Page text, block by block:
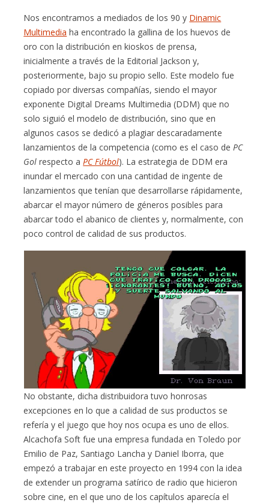
Nos encontramos a mediados de los 90 y Dinamic
Multimedia ha encontrado la gallina de los huevos de
oro con la distribución en kioskos de prensa,
inicialmente a través de la Editorial Jackson y,
posteriormente, bajo su propio sello. Este modelo fue
copiado por diversas compañías, siendo el mayor
exponente Digital Dreams Multimedia (DDM) que no
solo siguió el modelo de distribución, sino que en
algunos casos se dedicó a plagiar descaradamente
lanzamientos de la competencia (como es el caso de PC
Gol respecto a PC Fútbol). La estrategia de DDM era
inundar el mercado con una cantidad de ingente de
lanzamientos que tenían que desarrollarse rápidamente,
abarcar el mayor número de géneros posibles para
abarcar todo el abanico de clientes y, normalmente, con
poco control de calidad de sus productos.
No obstante, dicha distribuidora tuvo honrosas
excepciones en lo que a calidad de sus productos se
refería y el juego que hoy nos ocupa es uno de ellos.
Alcachofa Soft fue una empresa fundada en Toledo por
Emilio de Paz, Santiago Lancha y Daniel Iborra, que
empezó a trabajar en este proyecto en 1994 con la idea
de extender un programa satírico de radio que hicieron
sobre cine, en el que uno de los capítulos aparecía el